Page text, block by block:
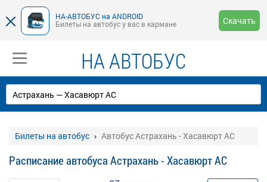
НА-АВТОБУС на ANDROID
Билеты на автобус у вас в кармане
Скачать
НА АВТОБУС
Билеты на автобус Автобус Астрахань - Хасавюрт АС
Расписание автобуса Астрахань - Хасавюрт АС